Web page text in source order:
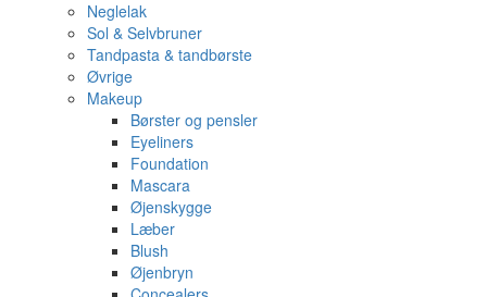
Neglelak
Sol & Selvbruner
Tandpasta & tandbørste
Øvrige
Makeup
Børster og pensler
Eyeliners
Foundation
Mascara
Øjenskygge
Læber
Blush
Øjenbryn